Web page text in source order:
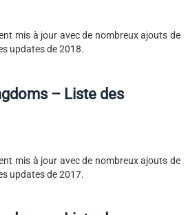
mis à jour avec de nombreux ajouts de
updates de 2018.
– Liste des
mis à jour avec de nombreux ajouts de
updates de 2017.